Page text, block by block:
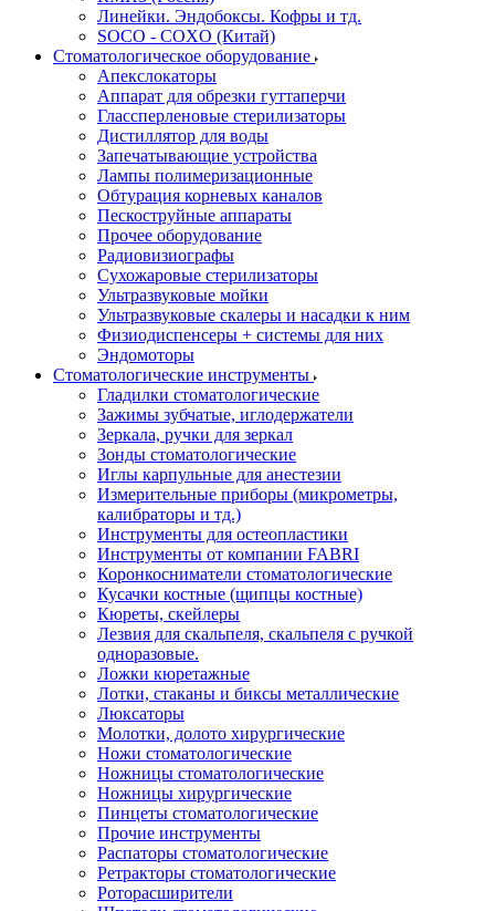
Линейки. Эндобоксы. Кофры и тд.
SOCO - COXO (Китай)
Стоматологическое оборудование
Апекслокаторы
Аппарат для обрезки гуттаперчи
Глассперленовые стерилизаторы
Дистиллятор для воды
Запечатывающие устройства
Лампы полимеризационные
Обтурация корневых каналов
Пескоструйные аппараты
Прочее оборудование
Радиовизиографы
Сухожаровые стерилизаторы
Ультразвуковые мойки
Ультразвуковые скалеры и насадки к ним
Физиодиспенсеры + системы для них
Эндомоторы
Стоматологические инструменты
Гладилки стоматологические
Зажимы зубчатые, иглодержатели
Зеркала, ручки для зеркал
Зонды стоматологические
Иглы карпульные для анестезии
Измерительные приборы (микрометры,
калибраторы и тд.)
Инструменты для остеопластики
Инструменты от компании FABRI
Коронкосниматели стоматологические
Кусачки костные (щипцы костные)
Кюреты, скейлеры
Лезвия для скальпеля, скальпеля с ручкой
одноразовые.
Ложки кюретажные
Лотки, стаканы и биксы металлические
Люксаторы
Молотки, долото хирургические
Ножи стоматологические
Ножницы стоматологические
Ножницы хирургические
Пинцеты стоматологические
Прочие инструменты
Распаторы стоматологические
Ретракторы стоматологические
Роторасширители